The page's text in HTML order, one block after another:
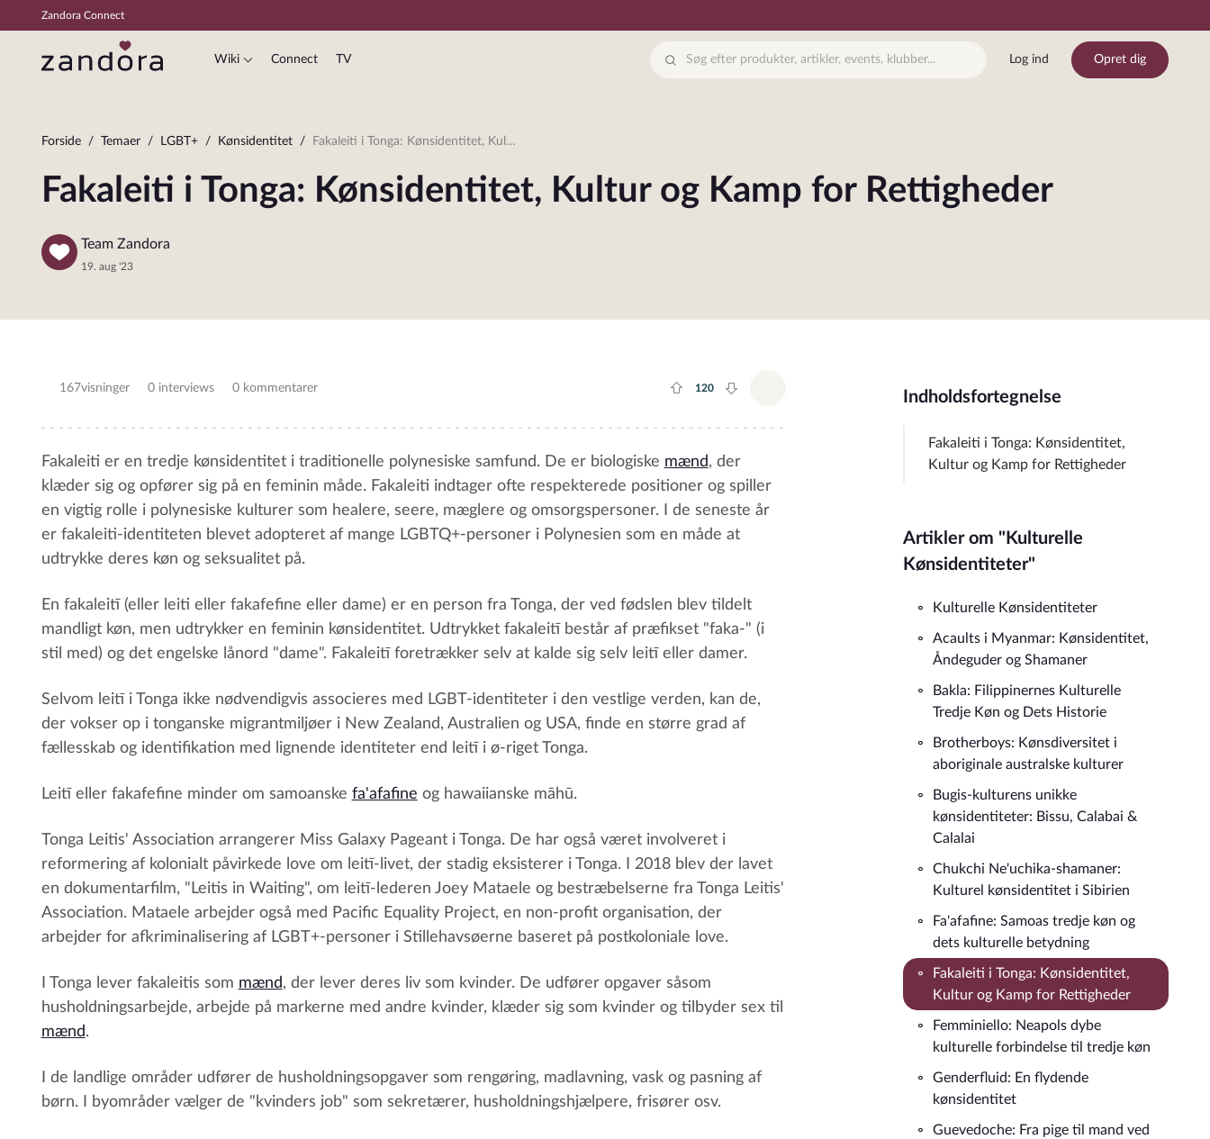
Zandora Connect
Wiki Connect TV Log ind Opret dig
Forside Temaer LGBT+ Kønsidentitet Fakaleiti i Tonga: Kønsidentitet, Kultur og Kamp for Rettigheder
Fakaleiti i Tonga: Kønsidentitet, Kultur og Kamp for Rettigheder
Team Zandora
19. aug '23
167visninger 0 interviews 0 kommentarer
Plus rate
120
Minus rate
Fakaleiti er en tredje kønsidentitet i traditionelle polynesiske samfund. De er biologiske mænd, der
klæder sig og opfører sig på en feminin måde. Fakaleiti indtager ofte respekterede positioner og spiller
en vigtig rolle i polynesiske kulturer som healere, seere, mæglere og omsorgspersoner. I de seneste år
er fakaleiti-identiteten blevet adopteret af mange LGBTQ+-personer i Polynesien som en måde at
udtrykke deres køn og seksualitet på.
En fakaleitī (eller leiti eller fakafefine eller dame) er en person fra Tonga, der ved fødslen blev tildelt
mandligt køn, men udtrykker en feminin kønsidentitet. Udtrykket fakaleitī består af præfikset "faka-" (i
stil med) og det engelske lånord "dame". Fakaleitī foretrækker selv at kalde sig selv leitī eller damer.
Selvom leitī i Tonga ikke nødvendigvis associeres med LGBT-identiteter i den vestlige verden, kan de,
der vokser op i tonganske migrantmiljøer i New Zealand, Australien og USA, finde en større grad af
fællesskab og identifikation med lignende identiteter end leitī i ø-riget Tonga.
Leitī eller fakafefine minder om samoanske fa'afafine og hawaiianske māhū.
Tonga Leitis' Association arrangerer Miss Galaxy Pageant i Tonga. De har også været involveret i
reformering af kolonialt påvirkede love om leitī-livet, der stadig eksisterer i Tonga. I 2018 blev der lavet
en dokumentarfilm, "Leitis in Waiting", om leitī-lederen Joey Mataele og bestræbelserne fra Tonga Leitis'
Association. Mataele arbejder også med Pacific Equality Project, en non-profit organisation, der
arbejder for afkriminalisering af LGBT+-personer i Stillehavsøerne baseret på postkoloniale love.
I Tonga lever fakaleitis som mænd, der lever deres liv som kvinder. De udfører opgaver såsom
husholdningsarbejde, arbejde på markerne med andre kvinder, klæder sig som kvinder og tilbyder sex til
mænd.
I de landlige områder udfører de husholdningsopgaver som rengøring, madlavning, vask og pasning af
børn. I byområder vælger de "kvinders job" som sekretærer, husholdningshjælpere, frisører osv.
Indholdsfortegnelse
Fakaleiti i Tonga: Kønsidentitet,
Kultur og Kamp for Rettigheder
Artikler om "Kulturelle
Kønsidentiteter"
Kulturelle Kønsidentiteter
Acaults i Myanmar: Kønsidentitet,
Åndeguder og Shamaner
Bakla: Filippinernes Kulturelle
Tredje Køn og Dets Historie
Brotherboys: Kønsdiversitet i
aboriginale australske kulturer
Bugis-kulturens unikke
kønsidentiteter: Bissu, Calabai &
Calalai
Chukchi Ne'uchika-shamaner:
Kulturel kønsidentitet i Sibirien
Fa'afafine: Samoas tredje køn og
dets kulturelle betydning
Fakaleiti i Tonga: Kønsidentitet,
Kultur og Kamp for Rettigheder
Femminiello: Neapols dybe
kulturelle forbindelse til tredje køn
Genderfluid: En flydende
kønsidentitet
Guevedoche: Fra pige til mand ved